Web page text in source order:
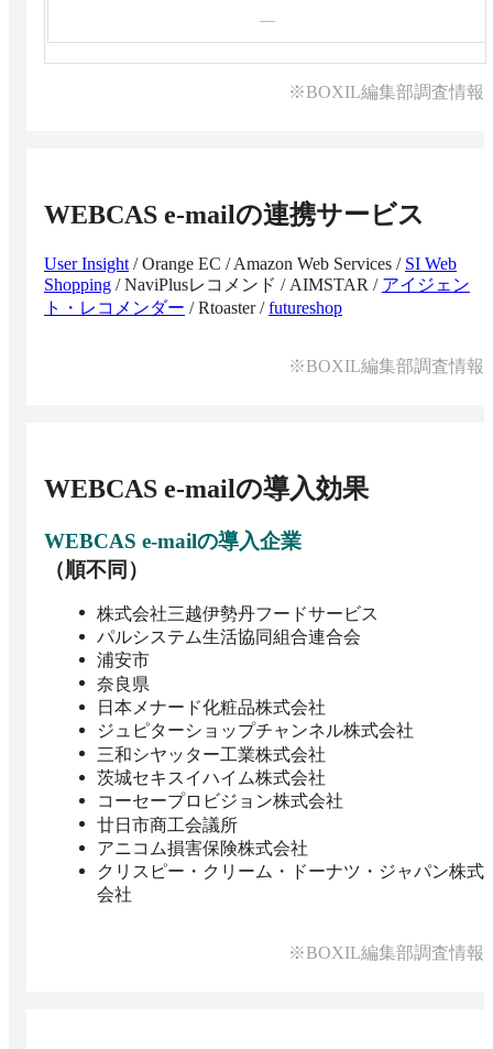
—
※BOXIL編集部調査情報
WEBCAS e-mailの連携サービス
User Insight /Orange EC /Amazon Web Services / SI Web
Shopping /NaviPlusレコメンド / AIMSTAR / アイジェン
ト・レコメンダー /Rtoaster/futureshop
※BOXIL編集部調査情報
WEBCAS e-mailの導入効果
WEBCAS e-mailの導入企業
（順不同）
株式会社三越伊勢丹フードサービス
パルシステム生活協同組合連合会
浦安市
奈良県
日本メナード化粧品株式会社
ジュピターショップチャンネル株式会社
三和シヤッター工業株式会社
茨城セキスイハイム株式会社
コーセープロビジョン株式会社
廿日市商工会議所
アニコム損害保険株式会社
クリスピー・クリーム・ドーナツ・ジャパン株式
会社
※BOXIL編集部調査情報